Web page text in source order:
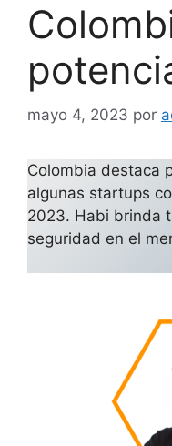
mayo 4, 2023 por
Colombia destaca
algunas startups
2023. Habi brinda
seguridad en el